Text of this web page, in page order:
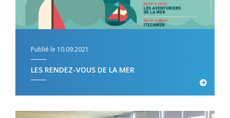
Publié le 10.09.2021
LES RENDEZ-VOUS DE LA MER